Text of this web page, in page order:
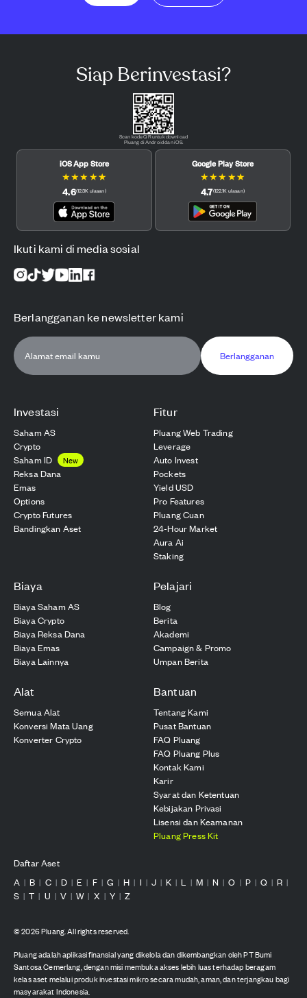
Investasi
Saham AS
Crypto
Saham ID
New
Reksa Dana
Emas
Options
Crypto Futures
Bandingkan Aset
Fitur
Pluang Web Trading
Leverage
Auto Invest
Pockets
Yield USD
Pro Features
Pluang Cuan
24-Hour Market
Aura Ai
Staking
Biaya
Biaya Saham AS
Biaya Crypto
Biaya Reksa Dana
Biaya Emas
Biaya Lainnya
Pelajari
Blog
Berita
Akademi
Campaign & Promo
Umpan Berita
Alat
Semua Alat
Konversi Mata Uang
Konverter Crypto
Bantuan
Tentang Kami
Pusat Bantuan
FAQ Pluang
FAQ Pluang Plus
Kontak Kami
Karir
Syarat dan Ketentuan
Kebijakan Privasi
Lisensi dan Keamanan
Pluang Press Kit
Siap Berinvestasi?
Scan kode QR untuk download
Pluang di Android dan iOS.
iOS App Store
★★★ ★★
4.6(12.3K ulasan)
Google Play Store
★★★ ★★
4.7(122.1K ulasan)
Ikuti kami di media sosial
Berlangganan ke newsletter kami
Berlangganan
Daftar Aset
A | B | C | D | E | F | G | H | I | J | K | L | M | N | O | P | Q | R |
S | T | U | V | W | X | Y | Z
©2026Pluang. All rights reserved.
Pluang adalah aplikasi finansial yang dikelola dan dikembangkan oleh PT Bumi
Santosa Cemerlang, dengan misi membuka akses lebih luas terhadap beragam
kelas aset melalui produk investasi mikro secara mudah, aman, dan terjangkau bagi
masyarakat Indonesia.